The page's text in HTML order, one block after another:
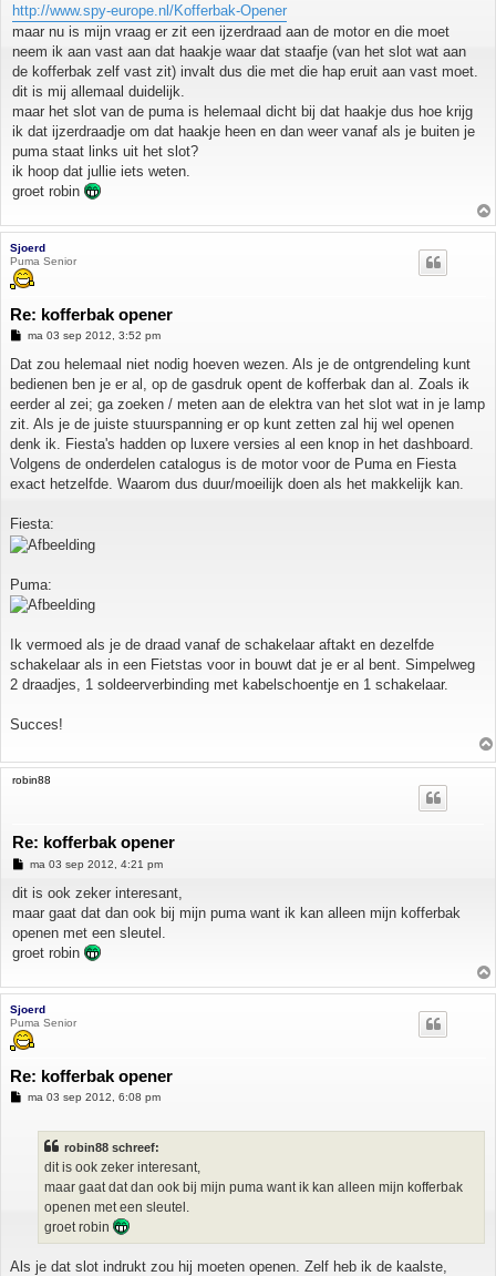
c
h
t
http://www.spy-europe.nl/Kofferbak-Opener
maar nu is mijn vraag er zit een ijzerdraad aan de motor en die moet
neem ik aan vast aan dat haakje waar dat staafje (van het slot wat aan
de kofferbak zelf vast zit) invalt dus die met die hap eruit aan vast moet.
dit is mij allemaal duidelijk.
maar het slot van de puma is helemaal dicht bij dat haakje dus hoe krijg
ik dat ijzerdraadje om dat haakje heen en dan weer vanaf als je buiten je
puma staat links uit het slot?
ik hoop dat jullie iets weten.
groet robin
Sjoerd
Puma Senior
Re: kofferbak opener
B
r
c
h
ma 03 sep 2012, 3:52 pm
Dat zou helemaal niet nodig hoeven wezen. Als je de ontgrendeling kunt
bedienen ben je er al, op de gasdruk opent de kofferbak dan al. Zoals ik
eerder al zei; ga zoeken / meten aan de elektra van het slot wat in je lamp
zit. Als je de juiste stuurspanning er op kunt zetten zal hij wel openen
denk ik. Fiesta's hadden op luxere versies al een knop in het dashboard.
Volgens de onderdelen catalogus is de motor voor de Puma en Fiesta
exact hetzelfde. Waarom dus duur/moeilijk doen als het makkelijk kan.
Fiesta:
Puma:
Ik vermoed als je de draad vanaf de schakelaar aftakt en dezelfde
schakelaar als in een Fietstas voor in bouwt dat je er al bent. Simpelweg
2 draadjes, 1 soldeerverbinding met kabelschoentje en 1 schakelaar.
Succes!
robin88
Re: kofferbak opener
B
r
c
h
ma 03 sep 2012, 4:21 pm
dit is ook zeker interesant,
maar gaat dat dan ook bij mijn puma want ik kan alleen mijn kofferbak
openen met een sleutel.
groet robin
Sjoerd
Puma Senior
Re: kofferbak opener
Bma 03 sep 2012, 6:08 pm
robin88 schreef:
dit is ook zeker interesant,
maar gaat dat dan ook bij mijn puma want ik kan alleen mijn kofferbak
openen met een sleutel.
groet robin
Als je dat slot indrukt zou hij moeten openen. Zelf heb ik de kaalste,